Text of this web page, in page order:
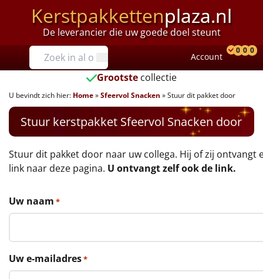
Kerstpakkettenplaza.nl
De leverancier die uw goede doel steunt
Prijzen
Tot €25
€25 tot €35
€35 tot €40
€40 tot €45
€50 tot €55
€55 tot €75
€75 tot €100
Account
0 0 0
Grootste collectie
U bevindt zich hier: Home»Sfeervol Snacken »Stuur dit pakket door
Stuur kerstpakket Sfeervol Snacken door
Stuur dit pakket door naar uw collega. Hij of zij ontvangt
link naar deze pagina. U ontvangt zelf ook de link.
Uw naam *
Uw e-mailadres*